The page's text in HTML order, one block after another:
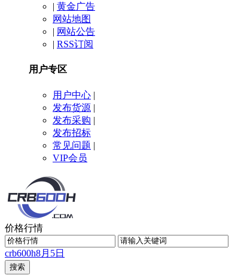
| 黄金广告
网站地图
| 网站公告
| RSS订阅
用户专区
用户中心 |
发布货源 |
发布采购 |
发布招标
常见问题 |
VIP会员
价格行情
crb600h8月5日